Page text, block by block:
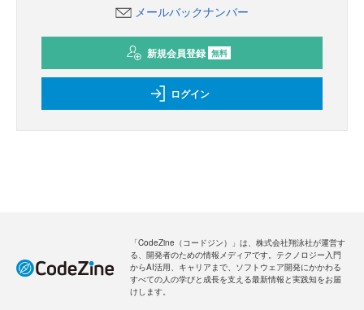
メールバックナンバー
新規会員登録 無料
ログイン
「CodeZine（コードジン）」は、株式会社翔泳社が運営す
る、開発者のための情報メディアです。テクノロジー入門
からAI活用、キャリアまで、ソフトウェア開発にかかわる
すべての人の学びと成長を支える最新情報と実践知をお届
けします。